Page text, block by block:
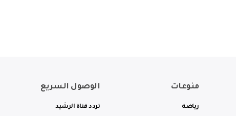
منوعات
رياضة
الوصول السريع
تردد قناة الرشيد